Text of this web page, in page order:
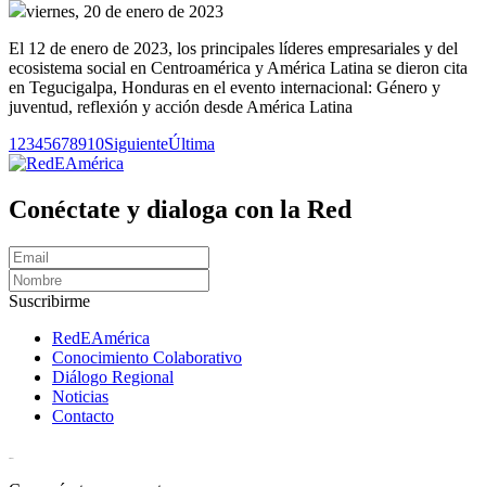
viernes, 20 de enero de 2023
El 12 de enero de 2023, los principales líderes empresariales y del
ecosistema social en Centroamérica y América Latina se dieron cita
en Tegucigalpa, Honduras en el evento internacional: Género y
juventud, reflexión y acción desde América Latina
1 2345678910SiguienteÚltima
Conéctate y dialoga con la Red
Suscribirme
RedEAmérica
Conocimiento Colaborativo
Diálogo Regional
Noticias
Contacto